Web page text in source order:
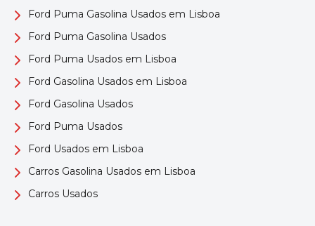
Ford Puma Gasolina Usados em Lisboa
Ford Puma Gasolina Usados
Ford Puma Usados em Lisboa
Ford Gasolina Usados em Lisboa
Ford Gasolina Usados
Ford Puma Usados
Ford Usados em Lisboa
Carros Gasolina Usados em Lisboa
Carros Usados